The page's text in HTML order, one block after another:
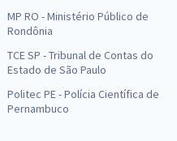
MP RO - Ministério Público de
Rondônia
TCE SP - Tribunal de Contas do
Estado de São Paulo
Politec PE - Polícia Científica de
Pernambuco